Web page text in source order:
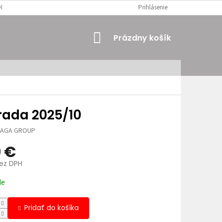
Prihlásenie
NÁKUPNÝ
Prázdny košík
2025/10
GROUP
€
DPH
Pridať do košíka